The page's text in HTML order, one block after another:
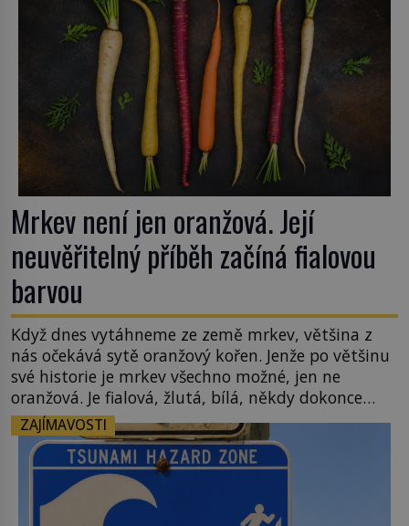
Mrkev není jen oranžová. Její
neuvěřitelný příběh začíná fialovou
barvou
Když dnes vytáhneme ze země mrkev, většina z
nás očekává sytě oranžový kořen. Jenže po většinu
své historie je mrkev všechno možné, jen ne
oranžová. Je fialová, žlutá, bílá, někdy dokonce
téměř černá. Až díky stovkám let pečlivého
šlechtění se z ní stává zelenina, bez které si českou
zahradu ani nedokážeme představit. Její příběh je
ZAJÍMAVOSTI